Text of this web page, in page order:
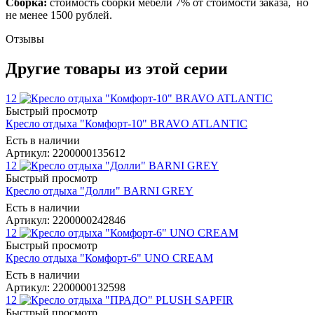
Сборка: стоимость сборки мебели 7% от стоимости заказа, но
не менее 1500 рублей.
Отзывы
Другие товары из этой серии
12
Быстрый просмотр
Кресло отдыха "Комфорт-10" BRAVO ATLANTIC
Есть в наличии
Артикул: 2200000135612
12
Быстрый просмотр
Кресло отдыха "Долли" BARNI GREY
Есть в наличии
Артикул: 2200000242846
12
Быстрый просмотр
Кресло отдыха "Комфорт-6" UNO CREAM
Есть в наличии
Артикул: 2200000132598
12